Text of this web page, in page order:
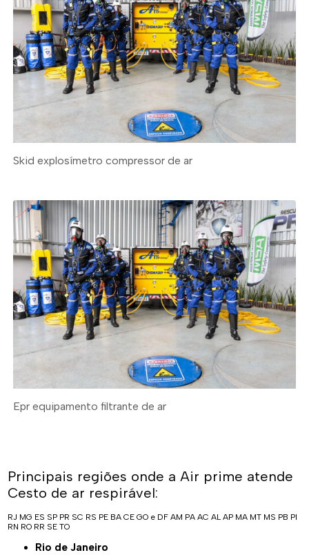
Skid explosímetro compressor de ar
Epr equipamento filtrante de ar
Principais regiões onde a Air prime atende
Cesto de ar respirável:
RJ MG ES SP PR SC RS PE BA CE GO e DF AM PA AC AL AP MA MT MS PB PI
RN RO RR SE TO
Rio de Janeiro